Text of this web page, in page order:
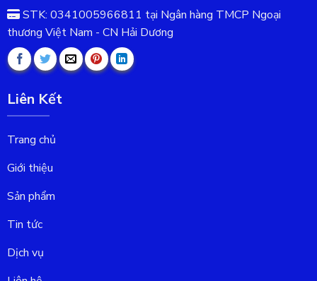
STK: 0341005966811 tại Ngân hàng TMCP Ngoại
thương Việt Nam - CN Hải Dương
Liên Kết
Trang chủ
Giới thiệu
Sản phẩm
Tin tức
Dịch vụ